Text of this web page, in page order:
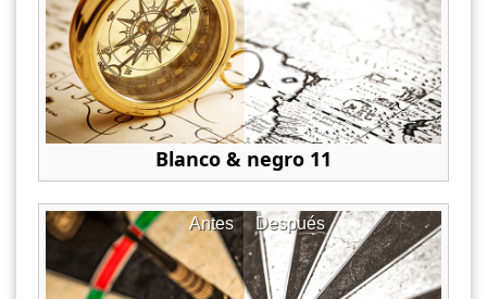
Blanco & negro 11
Después
Antes